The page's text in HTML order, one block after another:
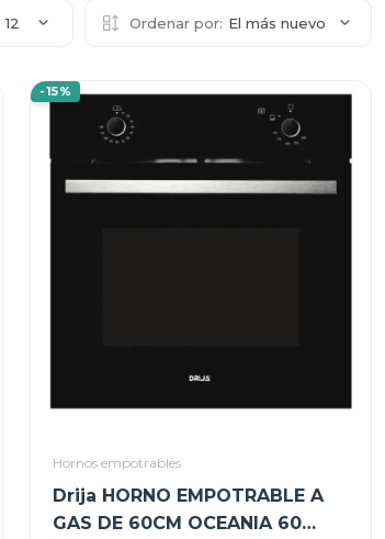
12 Ordenar por: El más nuevo
-15%
Hornos empotrables
Drija HORNO EMPOTRABLE A
GAS DE 60CM OCEANIA 60